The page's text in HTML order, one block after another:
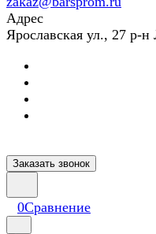
Адрес
Ярославская ул., 27 р-
Заказать звонок
0Сравнение